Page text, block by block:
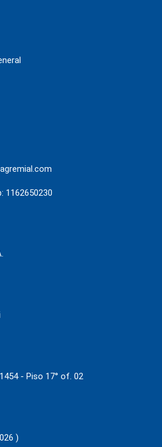
1162650230
- Piso 17° of. 02
)